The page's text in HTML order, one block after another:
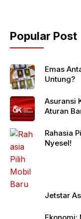
Popular Post
Emas
Untung?
Asuransi
Aturan
Rahasia
Nyesel!
Jetstar